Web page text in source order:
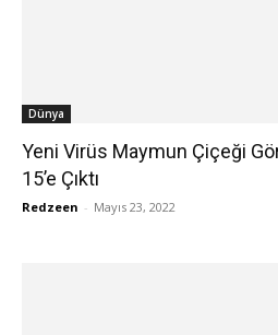
Dünya
Yeni Virüs Maymun Çiçeği
15’e Çıktı
Redzeen - Mayıs 23, 2022